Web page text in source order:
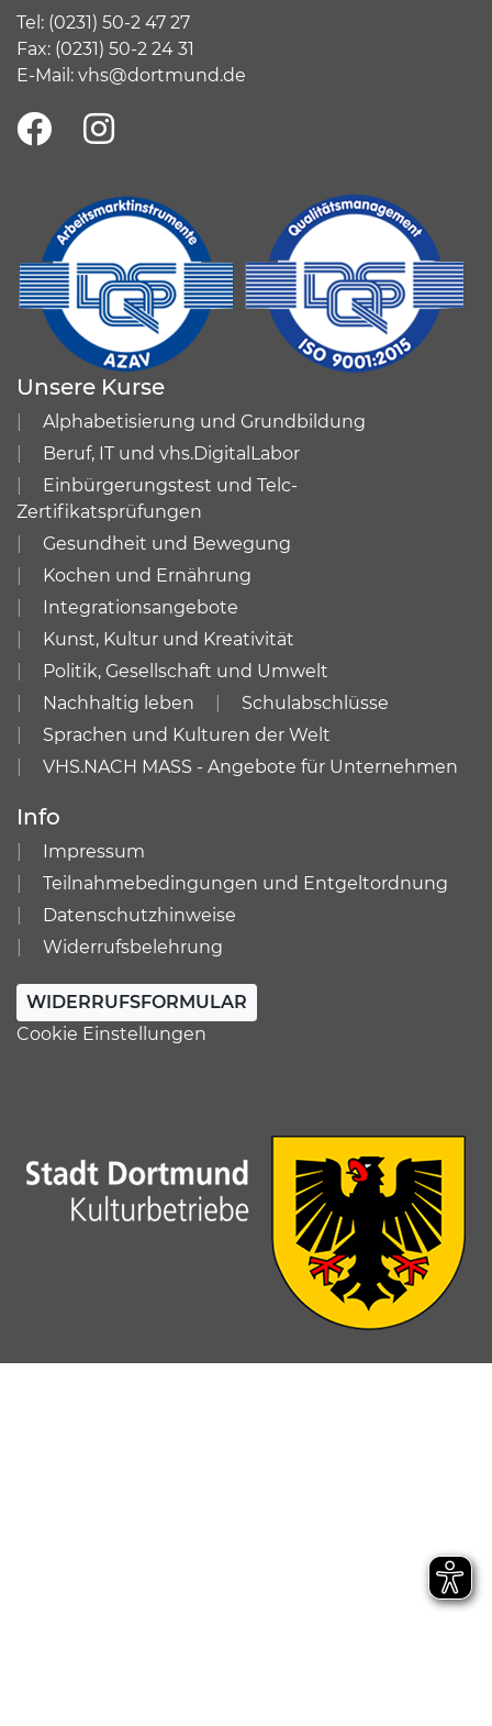
Tel: (0231) 50-2 47 27
Fax: (0231) 50-2 24 31
E-Mail: vhs@dortmund.de
Unsere Kurse
Alphabetisierung und Grundbildung
Beruf, IT und vhs.DigitalLabor
Einbürgerungstest und Telc-
Zertifikatsprüfungen
Gesundheit und Bewegung
Kochen und Ernährung
Integrationsangebote
Kunst, Kultur und Kreativität
Politik, Gesellschaft und Umwelt
Nachhaltig leben
Schulabschlüsse
Sprachen und Kulturen der Welt
VHS.NACH MASS - Angebote für Unternehmen
Info
Impressum
Teilnahmebedingungen und Entgeltordnung
Datenschutzhinweise
Widerrufsbelehrung
WIDERRUFSFORMULAR
Cookie Einstellungen